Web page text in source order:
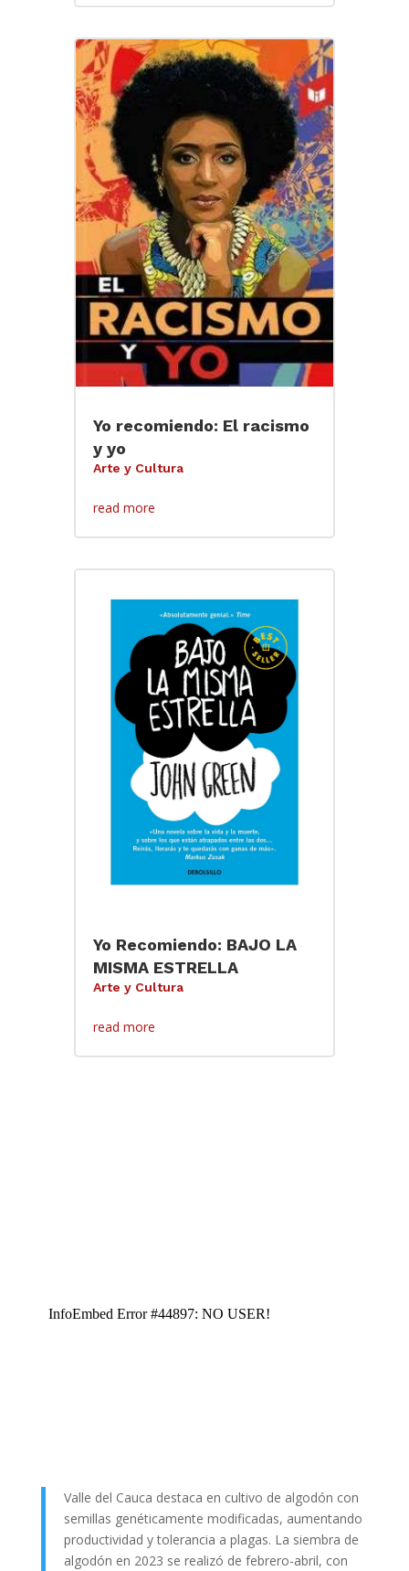
Yo recomiendo: El racismo
y yo
Arte y Cultura
read more
Yo Recomiendo: BAJO LA
MISMA ESTRELLA
Arte y Cultura
read more
Valle del Cauca destaca en cultivo de algodón con
semillas genéticamente modificadas, aumentando
productividad y tolerancia a plagas. La siembra de
algodón en 2023 se realizó de febrero-abril, con